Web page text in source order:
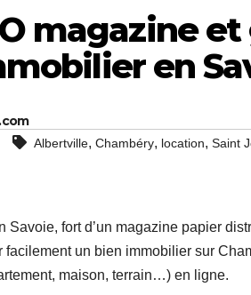
magazine
en
Albertville, Chambéry, location, Saint
fort d’un magazine papier
facilement un bien immobilier sur
maison, terrain…) en ligne.